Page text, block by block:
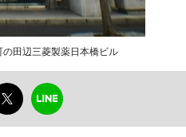
田辺三菱製薬日本橋ビル